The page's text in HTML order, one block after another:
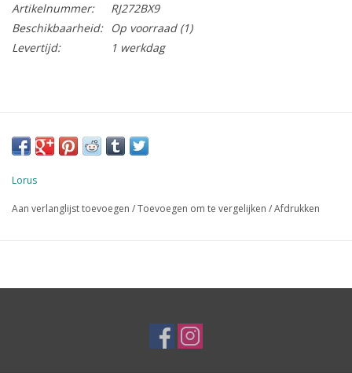
Artikelnummer:
RJ272BX9
Beschikbaarheid:
Op voorraad(1)
Levertijd:
1 werkdag
Lorus
Aan verlanglijst toevoegen /Toevoegen om te vergelijken /Afdrukken